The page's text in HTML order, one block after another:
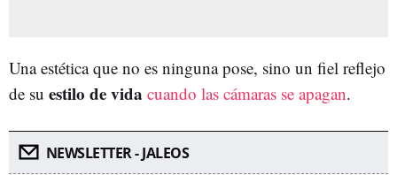
Una estética que no es ninguna pose, sino un fiel reflejo
de su estilo de vida cuando las cámaras se apagan.
NEWSLETTER - JALEOS